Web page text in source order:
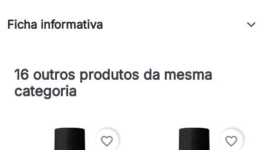
Ficha informativa
16 outros produtos da mesma
categoria
favorite_border favorite_border